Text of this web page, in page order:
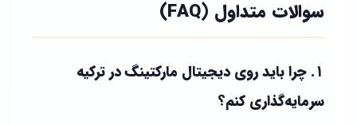
سوالات متداول (FAQ)
۱. چرا باید روی
دیجیتال مارکتینگ در ترکیه
سرمایه‌گذاری کنم؟